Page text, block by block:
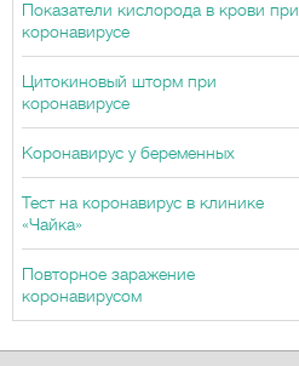
Показатели кислорода в крови при
коронавирусе
Цитокиновый шторм при
коронавирусе
Коронавирус у беременных
Тест на коронавирус в клинике
«Чайка»
Повторное заражение
коронавирусом